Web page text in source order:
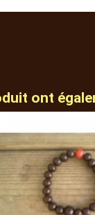
ont